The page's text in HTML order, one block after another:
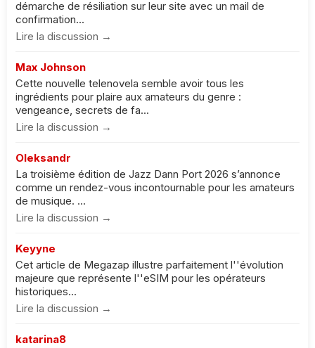
démarche de résiliation sur leur site avec un mail de
confirmation...
Lire la discussion →
Max Johnson
Cette nouvelle telenovela semble avoir tous les
ingrédients pour plaire aux amateurs du genre :
vengeance, secrets de fa...
Lire la discussion →
Oleksandr
La troisième édition de Jazz Dann Port 2026 s’annonce
comme un rendez-vous incontournable pour les amateurs
de musique. ...
Lire la discussion →
Keyyne
Cet article de Megazap illustre parfaitement l''évolution
majeure que représente l''eSIM pour les opérateurs
historiques...
Lire la discussion →
katarina8